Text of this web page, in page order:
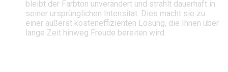
bleibt der Farbton unverändert und strahlt dauerhaft in
seiner ursprünglichen Intensität. Dies macht sie zu
einer äußerst kosteneffizienten Lösung, die Ihnen über
lange Zeit hinweg Freude bereiten wird.